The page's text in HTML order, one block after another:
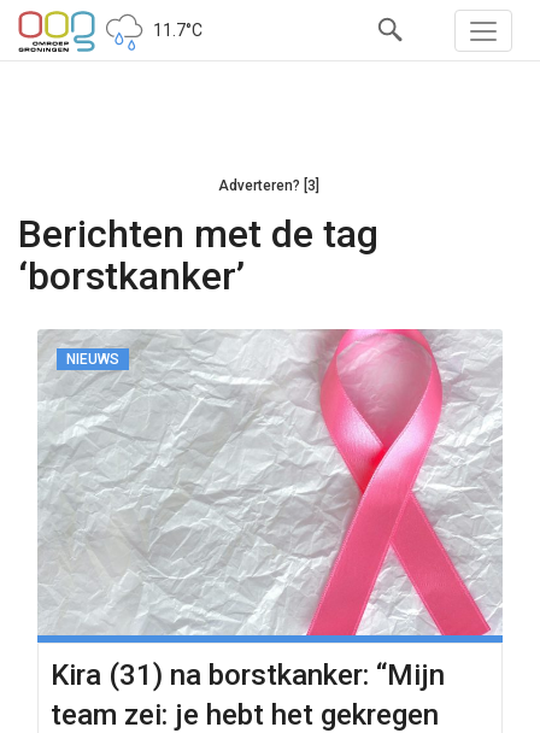
11.7°C
Adverteren? [3]
Berichten met de tag
‘borstkanker’
NIEUWS
Kira (31) na borstkanker: “Mijn
team zei: je hebt het gekregen